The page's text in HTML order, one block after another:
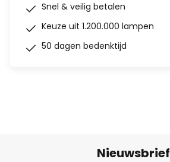
Snel & veilig betalen
Keuze uit 1.200.000 lampen
50 dagen bedenktijd
Nieuwsbrief